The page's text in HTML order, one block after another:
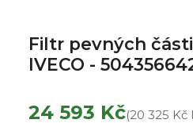
Filtr pevných
IVECO -
24 593 Kč(20 325 Kč